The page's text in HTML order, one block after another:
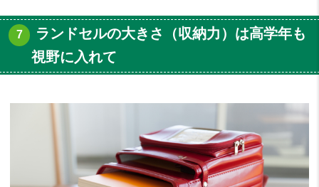
ランドセルの大きさ（収納力）は高学年も
視野に入れて